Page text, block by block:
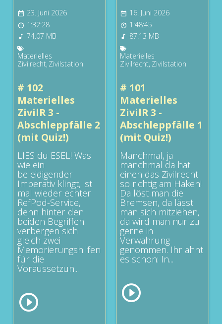
23. Juni 2026
1:32:28
74.07 MB
Materielles
Zivilrecht, Zivilstation
# 102
Materielles
ZivilR 3 -
Abschleppfälle 2
(mit Quiz!)
LIES du ESEL! Was
wie ein
beleidigender
Imperativ klingt, ist
mal wieder echter
RefPod-Service,
denn hinter den
beiden Begriffen
verbergen sich
gleich zwei
Memorierungshilfen
für die
Voraussetzun...
16. Juni 2026
1:48:45
87.13 MB
Materielles
Zivilrecht, Zivilstation
# 101
Materielles
ZivilR 3 -
Abschleppfälle 1
(mit Quiz!)
Manchmal, ja
manchmal da hat
einen das Zivilrecht
so richtig am Haken!
Da löst man die
Bremsen, da lässt
man sich mitziehen,
da wird man nur zu
gerne in
Verwahrung
genommen. Ihr ahnt
es schon: In...